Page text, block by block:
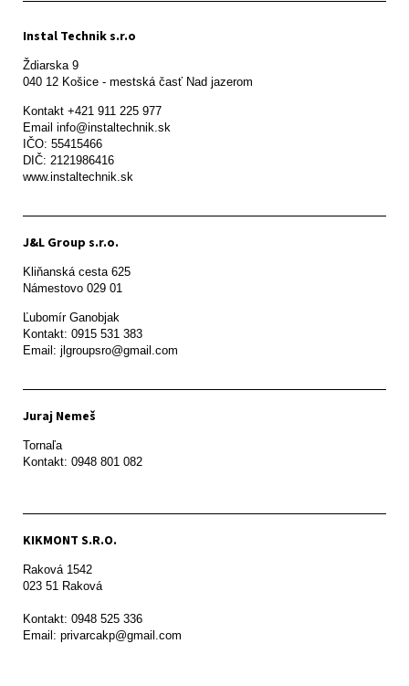
Instal Technik s.r.o
Ždiarska 9
Kontakt +421 911 225 977
Email info@instaltechnik.sk
IČO: 55415466
DIČ: 2121986416
www.instaltechnik.sk
J&L Group s.r.o.
Kliňanská cesta 625
Námestovo 029 01
Ľubomír Ganobjak
Kontakt: 0915 531 383
Email: jlgroupsro@gmail.com
Juraj Nemeš
Tornaľa
Kontakt: 0948 801 082
KIKMONT S.R.O.
Raková 1542
023 51 Raková
Kontakt: 0948 525 336
Email: privarcakp@gmail.com